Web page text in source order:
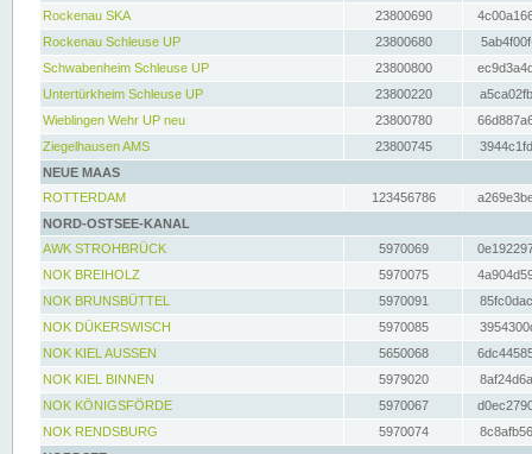
Rockenau SKA
23800690
Rockenau Schleuse UP
23800680
Schwabenheim Schleuse UP
23800800
Untertürkheim Schleuse UP
23800220
Wieblingen Wehr UP neu
23800780
Ziegelhausen AMS
23800745
NEUE MAAS
ROTTERDAM
123456786
NORD-OSTSEE-KANAL
AWK STROHBRÜCK
5970069
NOK BREIHOLZ
5970075
NOK BRUNSBÜTTEL
5970091
NOK DÜKERSWISCH
5970085
NOK KIEL AUSSEN
5650068
NOK KIEL BINNEN
5979020
NOK KÖNIGSFÖRDE
5970067
NOK RENDSBURG
5970074